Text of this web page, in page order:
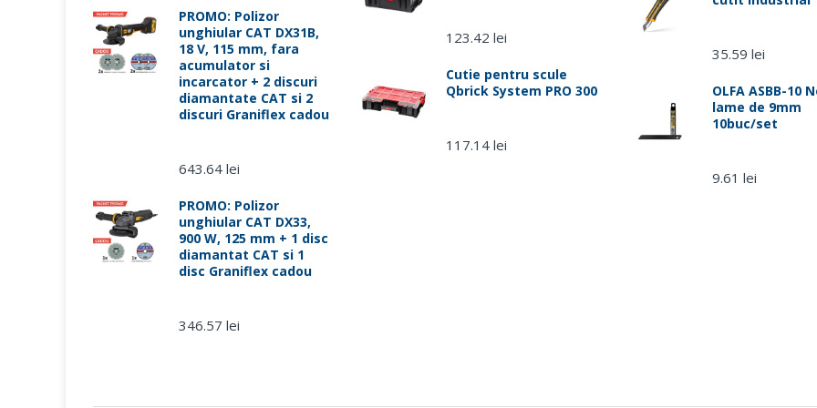
PROMO: Polizor
unghiular CAT DX31B,
18 V, 115 mm, fara
acumulator si
incarcator + 2 discuri
diamantate CAT si 2
discuri Graniflex cadou
643.64 lei
PROMO: Polizor
unghiular CAT DX33,
900 W, 125 mm + 1 disc
diamantat CAT si 1
disc Graniflex cadou
346.57 lei
123.42 lei
Cutie pentru scule
Qbrick System PRO 300
117.14 lei
35.59 lei
OLFA ASBB-10
lame de 9mm
10buc/set
9.61 lei